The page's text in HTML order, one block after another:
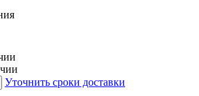
Уточнить сроки доставки